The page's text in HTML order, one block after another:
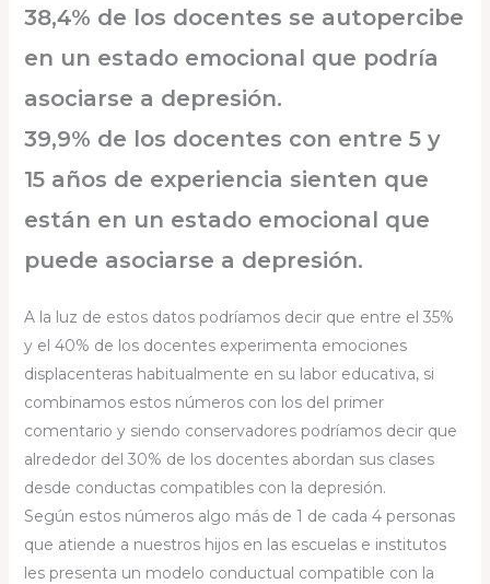
38,4% de los docentes se autopercibe
en un estado emocional que podría
asociarse a depresión.
39,9% de los docentes con entre 5 y
15 años de experiencia sienten que
están en un estado emocional que
puede asociarse a depresión.
A la luz de estos datos podríamos decir que entre el 35%
y el 40% de los docentes experimenta emociones
displacenteras habitualmente en su labor educativa, si
combinamos estos números con los del primer
comentario y siendo conservadores podríamos decir que
alrededor del 30% de los docentes abordan sus clases
desde conductas compatibles con la depresión.
Según estos números algo más de 1 de cada 4 personas
que atiende a nuestros hijos en las escuelas e institutos
les presenta un modelo conductual compatible con la